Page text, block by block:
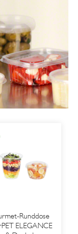
Runddose
ELEGANCE